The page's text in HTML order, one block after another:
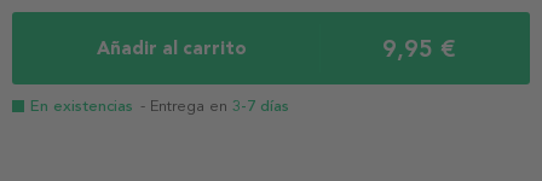
Añadir al carrito 9,95 €
En existencias - Entrega en 3-7 días